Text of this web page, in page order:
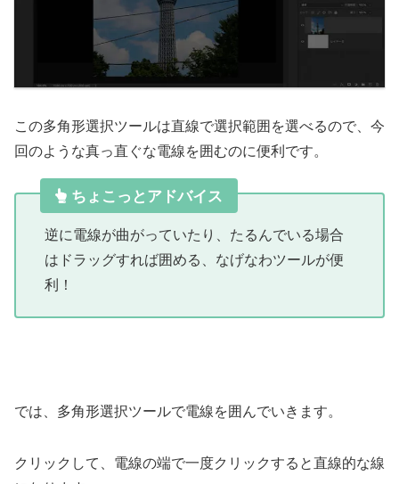
この多角形選択ツールは直線で選択範囲を選べるので、今
回のような真っ直ぐな電線を囲むのに便利です。
ちょこっとアドバイス
逆に電線が曲がっていたり、たるんでいる場合
はドラッグすれば囲める、なげなわツールが便
利！
では、多角形選択ツールで電線を囲んでいきます。
クリックして、電線の端で一度クリックすると直線的な線